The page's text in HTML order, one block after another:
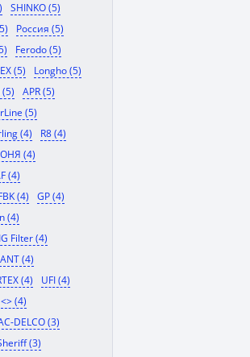
SHINKO (5)
Россия (5)
Ferodo (5)
(5)
Longho (5)
APR (5)
(5)
(4)
R8 (4)
(4)
(4)
(4)
GP (4)
(4)
Filter (4)
(4)
(4)
UFI (4)
<> (4)
DELCO (3)
(3)